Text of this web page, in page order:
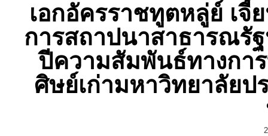
เอกอัครราชทูตหลู่ย์ เจี้
การสถาปนาสาธารณรั
ปีความสัมพันธ์ทางกา
ศิษย์เก่ามหาวิทยาลัยป